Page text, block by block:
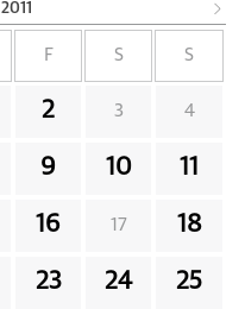
2011
F S S
2 3 4
9 10 11
16 17 18
23 24 25